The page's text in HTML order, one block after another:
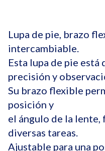
Lupa de pie, brazo
intercambiable.
Esta lupa de pie está
precisión y
Su brazo flexible
posición y
el ángulo de la
diversas tareas.
Ajustable para una